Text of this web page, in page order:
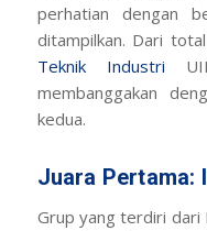
perhatian dengan
ditampilkan. Dari
Teknik Industri
membanggakan
kedua.
Juara Pertama:
Grup yang terdiri dari